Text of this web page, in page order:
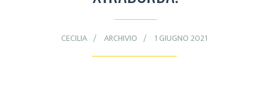
CECILIA ARCHIVIO 1 GIUGNO 2021